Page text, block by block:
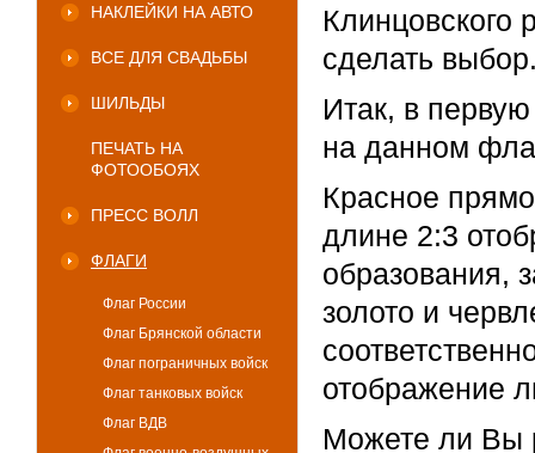
НАКЛЕЙКИ НА АВТО
ВСЕ ДЛЯ СВАДЬБЫ
ШИЛЬДЫ
ПЕЧАТЬ НА
ФОТООБОЯХ
ПРЕСС ВОЛЛ
ФЛАГИ
Флаг России
Флаг Брянской области
Флаг пограничных войск
Флаг танковых войск
Флаг ВДВ
Клинцовского
сделать
Итак, в
на данном
Красное
длине 2:3
образования,
золото и
отображение
Можете ли Вы